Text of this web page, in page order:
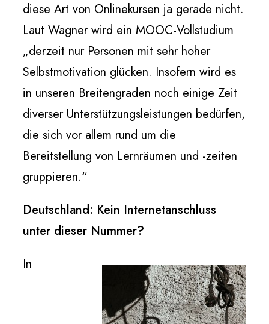
diese Art von Onlinekursen ja gerade nicht.
Laut Wagner wird ein MOOC-Vollstudium
„derzeit nur Personen mit sehr hoher
Selbstmotivation glücken. Insofern wird es
in unseren Breitengraden noch einige Zeit
diverser Unterstützungsleistungen bedürfen,
die sich vor allem rund um die
Bereitstellung von Lernräumen und -zeiten
gruppieren.“
Deutschland: Kein Internetanschluss
unter dieser Nummer?
In